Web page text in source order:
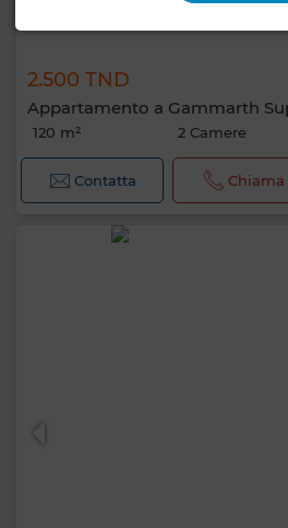
2.500 TND
Appartamento a Gammarth
120 m² 2 Camere
Contatta Chiama